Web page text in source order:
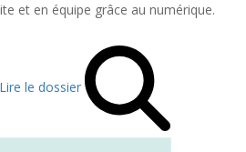
et en équipe grâce au numérique.
Lire le dossier